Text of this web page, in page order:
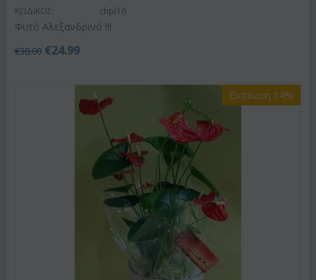
ΚΩΔΙΚΟΣ: chpl16
Φυτό Αλεξανδρινό !!!
€30.00 €24.99
Έκπτωση 14%